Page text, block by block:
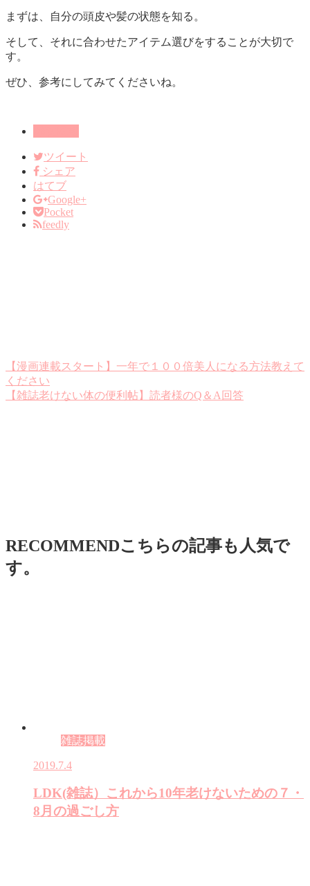
まずは、自分の頭皮や髪の状態を知る。
そして、それに合わせたアイテム選びをすることが大切で
す。
ぜひ、参考にしてみてくださいね。
ツイート
シェア
はてブ
Google+
Pocket
feedly
【漫画連載スタート】一年で１００倍美人になる方法教えて
ください
【雑誌老けない体の便利帖】読者様のQ＆A回答
RECOMMENDこちらの記事も人気で
す。
雑誌掲載
2019.7.4
LDK(雑誌）これから10年老けないための７・
8月の過ごし方